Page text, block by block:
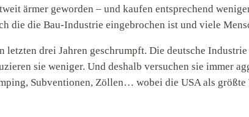
ärmer geworden – und kaufen entsprechend
die die Bau-Industrie eingebrochen ist und viele
letzten drei Jahren geschrumpft. Die deutsche
sie weniger. Und deshalb versuchen sie immer
Subventionen, Zöllen… wobei die USA als